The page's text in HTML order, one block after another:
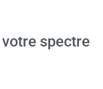
spectre